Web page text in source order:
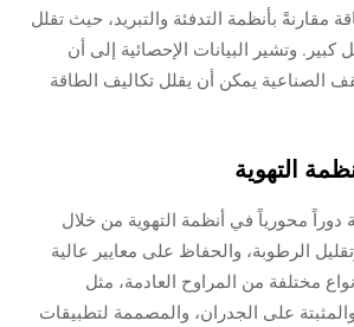
مقارنةً بأنظمة التدفئة والتبريد، حيث تقلل
وتشير البيانات الإحصائية إلى أن
الصناعية يمكن أن يقلل تكاليف الطاقة
التهوية
دوراً محورياً في أنظمة التهوية من خلال
الرطوبة، والحفاظ على معايير عالية
مختلفة من المراوح العادمة، مثل
على الجدران، والمصممة لتطبيقات